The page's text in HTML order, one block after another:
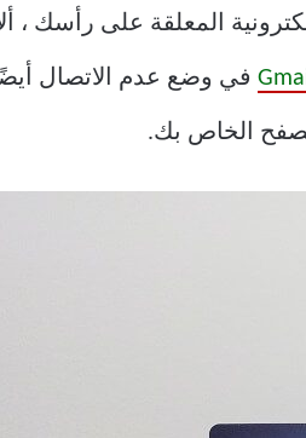
المعلقة على رأسك ،
في وضع عدم الاتصال